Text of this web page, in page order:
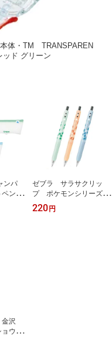
体・TM TRANSPAREN
ド グリーン
ンパ
ンケ
L
ゼブラ サラサクリッ
プ ポケモンシリーズ
ジェルボールペン 0.5mm
SARASA CLIP フシ
220 円
沢
ウリ
#5